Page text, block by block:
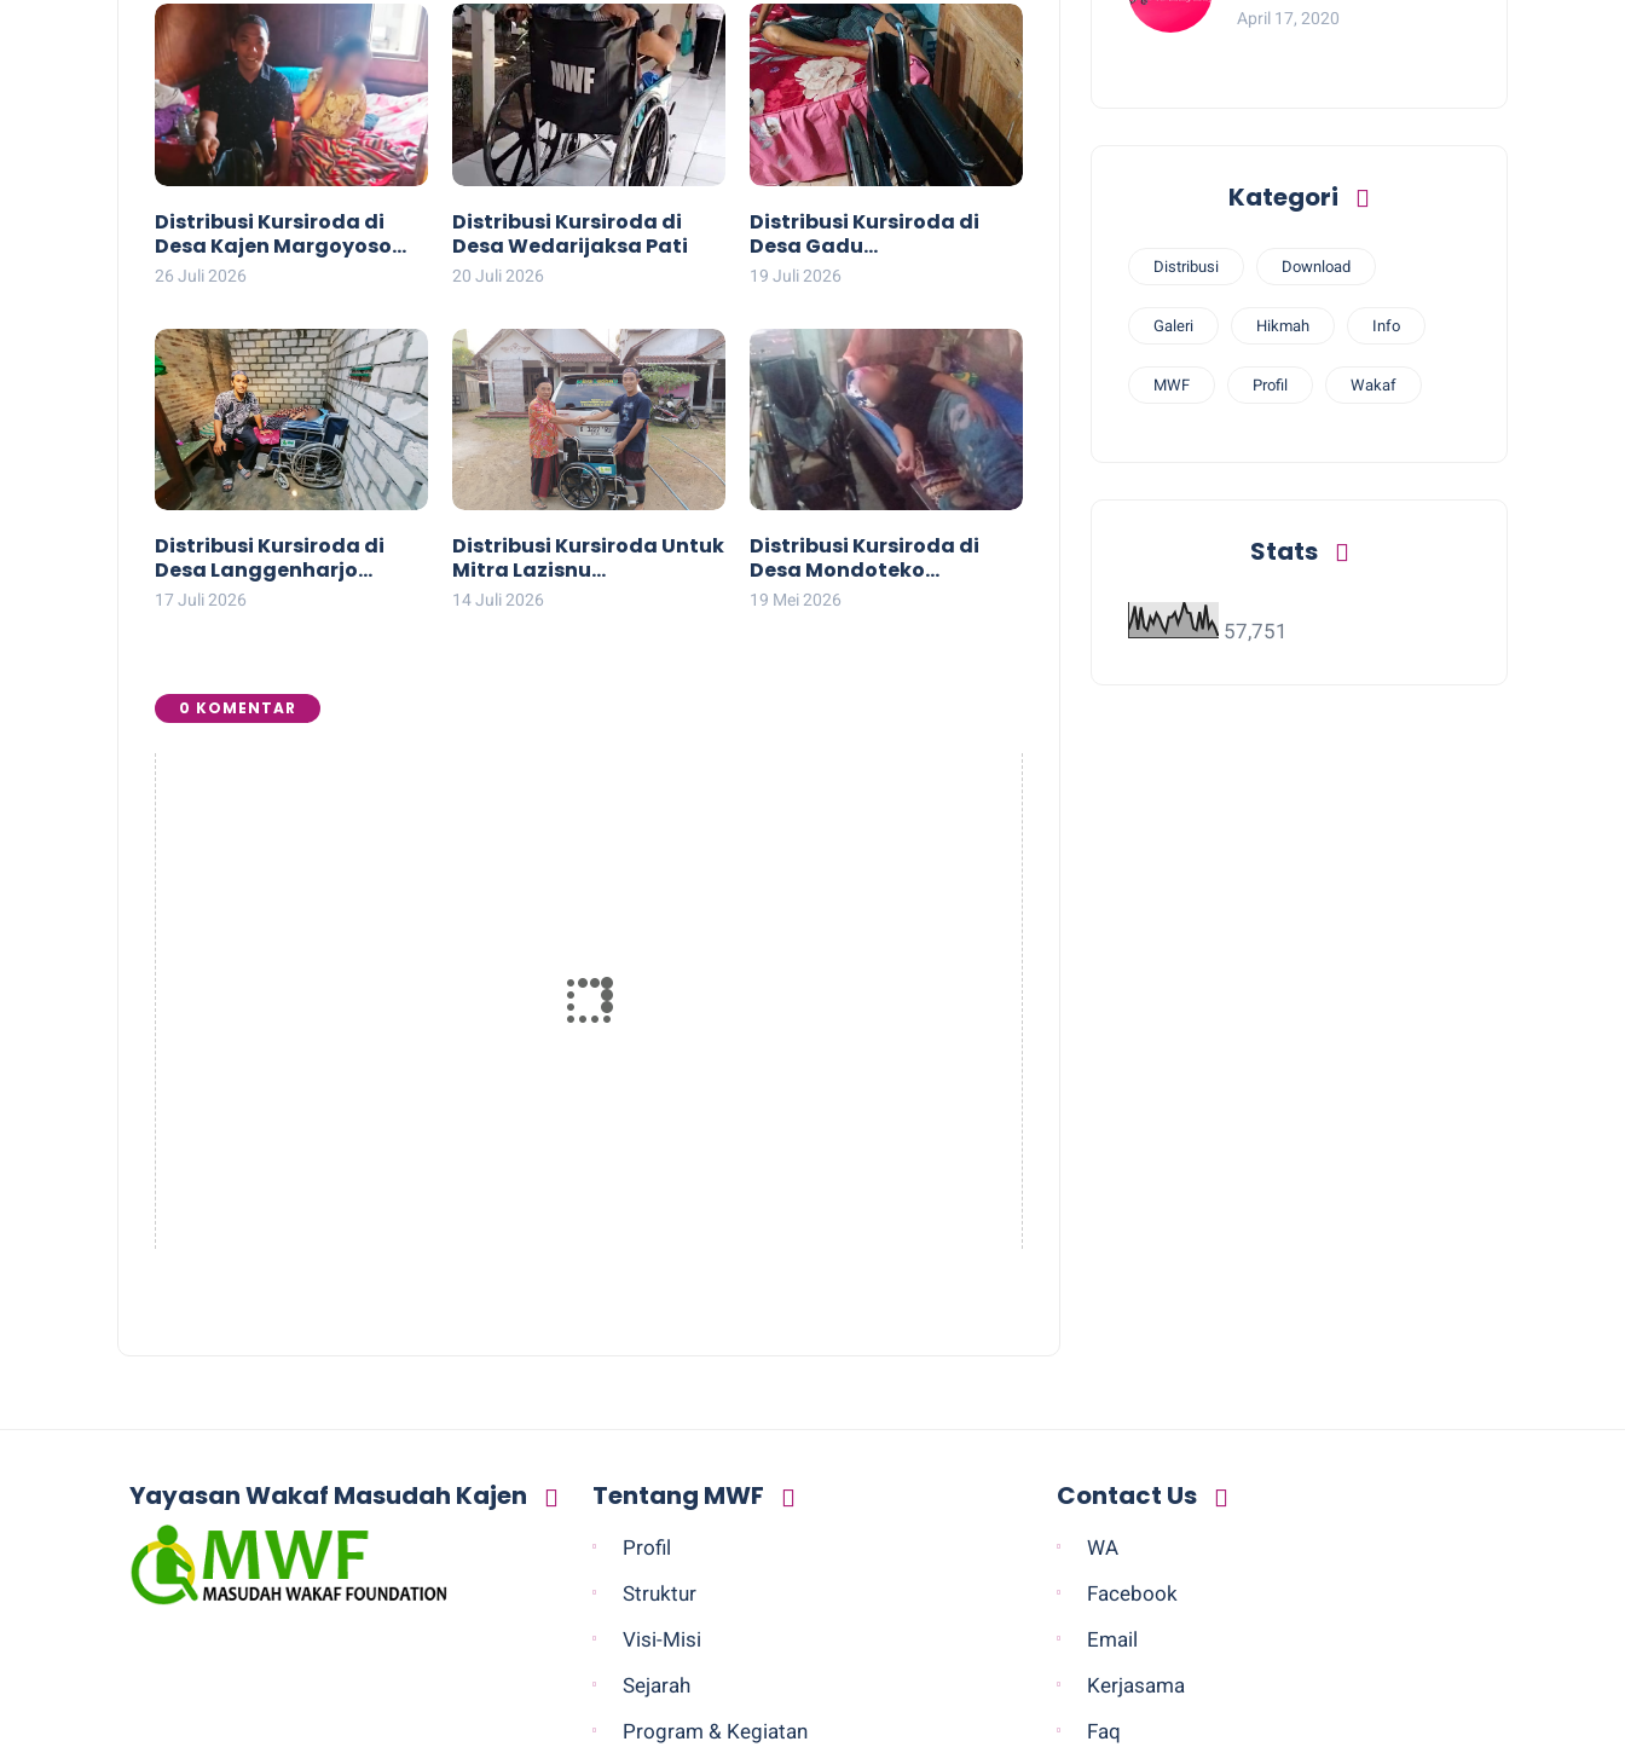
Distribusi Kursiroda di
Desa Kajen Margoyoso
Pati
26 Juli 2026
Distribusi Kursiroda di
Desa Wedarijaksa Pati
20 Juli 2026
Distribusi Kursiroda di
Desa Gadu
Gunungwungkal Pati
19 Juli 2026
Distribusi Kursiroda di
Desa Langgenharjo
Margoyoso Pati
17 Juli 2026
Distribusi Kursiroda Untuk
Mitra Lazisnu
Wedarijaksa
14 Juli 2026
Distribusi Kursiroda di
Desa Mondoteko
Rembang
19 Mei 2026
0 KOMENTAR
April 17, 2020
Kategori
Distribusi Download
Galeri Hikmah Info
MWF Profil Wakaf
Stats
57,751
Yayasan Wakaf Masudah Kajen Tentang MWF
Profil
Struktur
Visi-Misi
Sejarah
Program & Kegiatan
Contact Us
WA
Facebook
Email
Kerjasama
Faq